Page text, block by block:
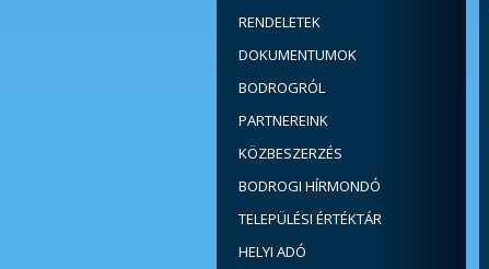
RENDELETEK
DOKUMENTUMOK
BODROGRÓL
PARTNEREINK
KÖZBESZERZÉS
BODROGI HÍRMONDÓ
TELEPÜLÉSI ÉRTÉKTÁR
HELYI ADÓ